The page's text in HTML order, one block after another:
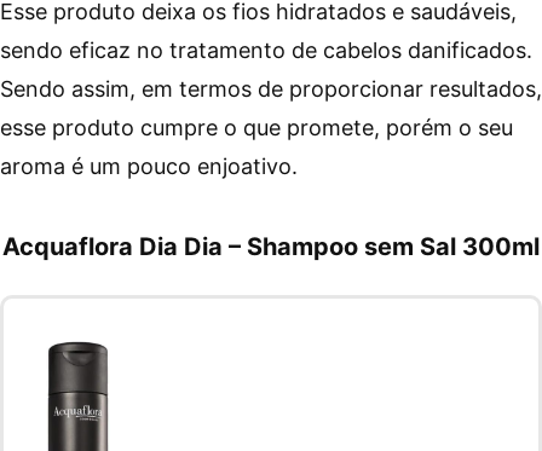
Esse produto deixa os fios hidratados e saudáveis,
sendo eficaz no tratamento de cabelos danificados.
Sendo assim, em termos de proporcionar resultados,
esse produto cumpre o que promete, porém o seu
aroma é um pouco enjoativo.
Acquaflora Dia Dia – Shampoo sem Sal 300ml